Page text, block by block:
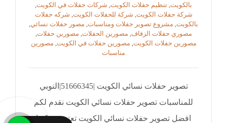
بالكويت تنظيم حفلات الكويت شركات حفلات في الكويت
شركة حفلات الكويت شركة للحفلات الكويت شركه حفلات
بالكويت مشروع تصوير حفلات ومناسبات مصور حفلات نسائي
مصوري حفلات الزفاف مصورين الحفلات مصورين حفلات
مصورين حفلات الكويت مصورين حفلات في الكويت مصورين
مناسبات
تصوير حفلات نسائي الكويت |51666345|النوبي
للمناسبات تصوير حفلات نسائي الكويت نقدم لكم
افضل تصوير حفلات نسائي الكويت تعتبر شركتنا